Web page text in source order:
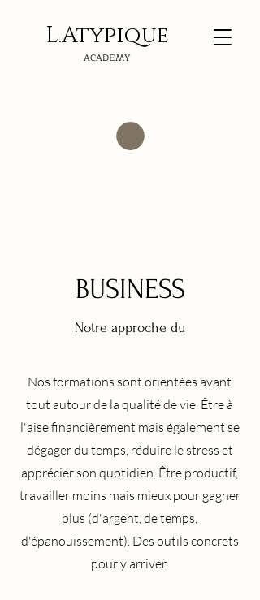
L.Atypique
ACADEMY
BUSINESS
Notre approche du
Nos formations sont orientées avant
tout autour de la qualité de vie. Être à
l'aise financièrement mais également se
dégager du temps, réduire le stress et
apprécier son quotidien. Être productif,
travailler moins mais mieux pour gagner
plus (d'argent, de temps,
d'épanouissement). Des outils concrets
pour y arriver.